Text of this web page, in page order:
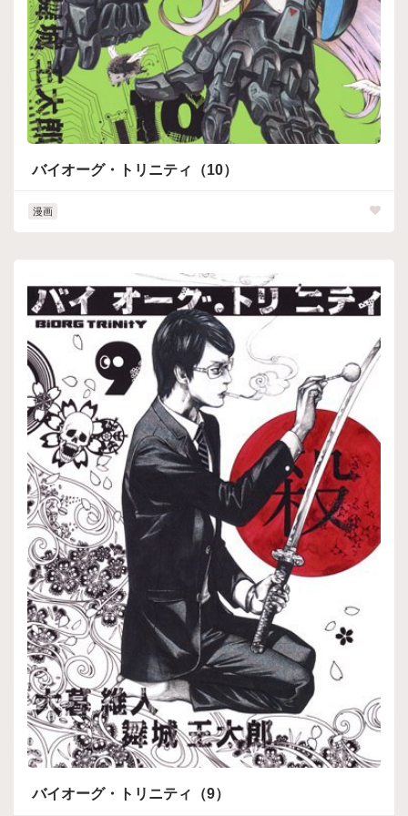
バイオーグ・トリニティ（10）
漫画
バイオーグ・トリニティ（9）